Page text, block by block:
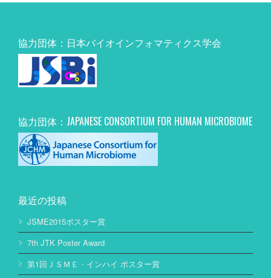
協力団体：日本バイオインフォマティクス学会
協力団体：JAPANESE CONSORTIUM FOR HUMAN MICROBIOME
最近の投稿
JSME2015ポスター賞
7th JTK Poster Award
第1回ＪＳＭＥ・インハイ ポスター賞